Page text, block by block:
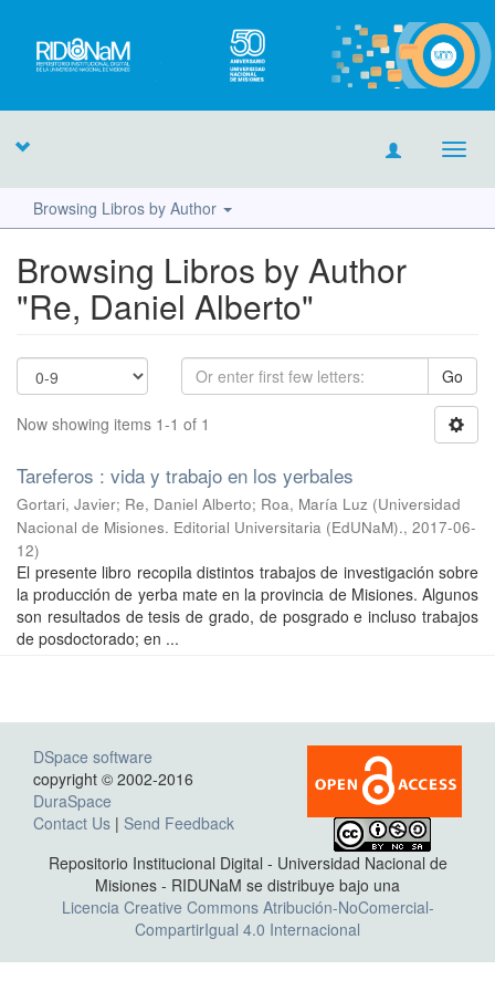
Browsing Libros by Author
Browsing Libros by Author
"Re, Daniel Alberto"
Go
Now showing items 1-1 of 1
Tareferos : vida y trabajo en los yerbales
Gortari, Javier; Re, Daniel Alberto; Roa, María Luz (Universidad
Nacional de Misiones. Editorial Universitaria (EdUNaM)., 2017-06-
12)
El presente libro recopila distintos trabajos de investigación sobre
la producción de yerba mate en la provincia de Misiones. Algunos
son resultados de tesis de grado, de posgrado e incluso trabajos
de posdoctorado; en ...
DSpace software
copyright © 2002-2016
DuraSpace
Contact Us | Send Feedback
Repositorio Institucional Digital - Universidad Nacional de
Misiones - RIDUNaM se distribuye bajo una
Licencia Creative Commons Atribución-NoComercial-
CompartirIgual 4.0 Internacional